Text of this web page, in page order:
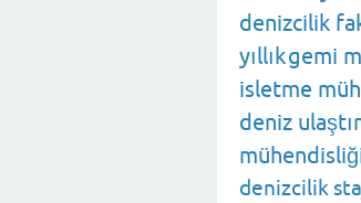
denizcilik
yıllıkgemi
isletme
deniz
denizcilik